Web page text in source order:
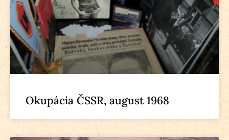
Okupácia ČSSR, august 1968